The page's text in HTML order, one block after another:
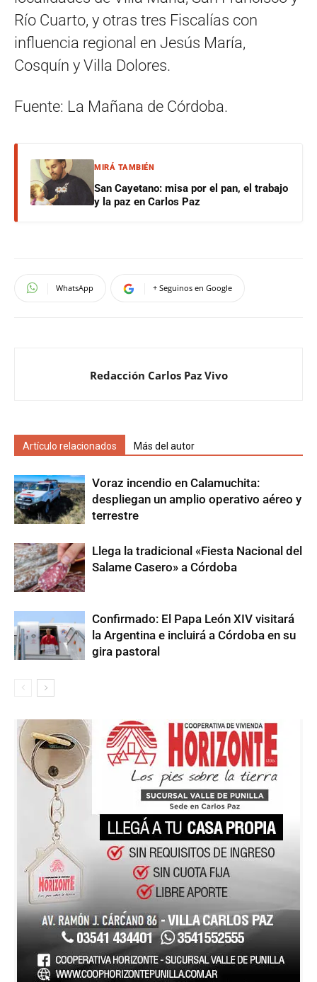
Río Cuarto, y otras tres Fiscalías con
influencia regional en Jesús María,
Cosquín y Villa Dolores.
Fuente: La Mañana de Córdoba.
MIRÁ TAMBIÉN
San Cayetano: misa por el pan, el trabajo
y la paz en Carlos Paz
WhatsApp + Seguinos en Google
Redacción Carlos Paz Vivo
Artículo relacionados Más del autor
Voraz incendio en Calamuchita:
despliegan un amplio operativo aéreo y
terrestre
Llega la tradicional «Fiesta Nacional del
Salame Casero» a Córdoba
Confirmado: El Papa León XIV visitará
la Argentina e incluirá a Córdoba en su
gira pastoral